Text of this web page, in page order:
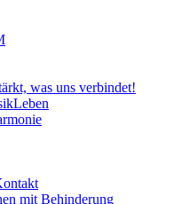
was uns verbindet!
mit Behinderung